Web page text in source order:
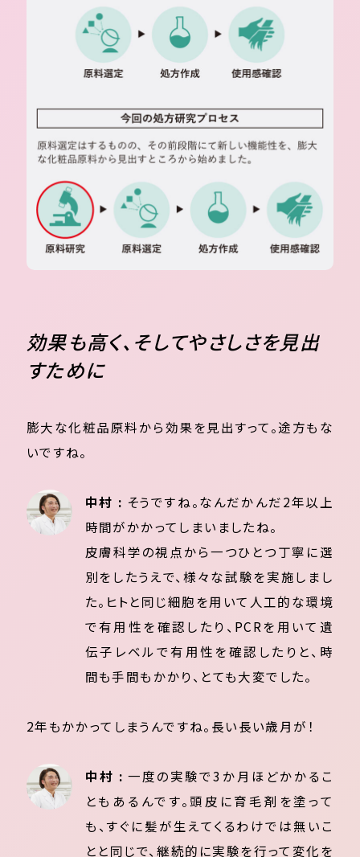
効果も高く、そしてやさしさを見出
すために
膨大な化粧品原料から効果を見出すって。途方もな
いですね。
中村 : そうですね。なんだかんだ2年以上
時間がかかってしまいましたね。
皮膚科学の視点から一つひとつ丁寧に選
別をしたうえで、様々な試験を実施しまし
た。ヒトと同じ細胞を用いて人工的な環境
で有用性を確認したり、PCRを用いて遺
伝子レベルで有用性を確認したりと、時
間も手間もかかり、とても大変でした。
2年もかかってしまうんですね。長い長い歳月が！
中村 :一度の実験で3か月ほどかかるこ
ともあるんです。頭皮に育毛剤を塗って
も、すぐに髪が生えてくるわけでは無いこ
とと同じで、継続的に実験を行って変化を